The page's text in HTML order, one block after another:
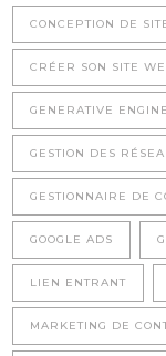
CONCEPTION DE
CRÉER SON SITE
GENERATIVE
GESTION DES
GESTIONNAIRE DE
GOOGLE ADS
LIEN ENTRANT
MARKETING DE